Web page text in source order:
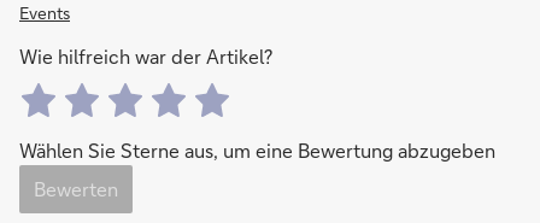
Events
Wie hilfreich war der Artikel?
Wählen Sie Sterne aus, um eine Bewertung abzugeben
Bewerten